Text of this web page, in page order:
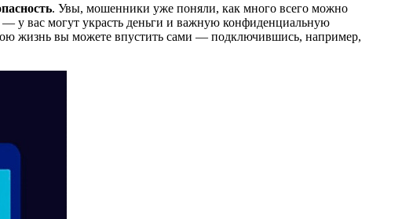
. Увы, мошенники уже поняли, как много всего можно
— у вас могут украсть деньги и важную конфиденциальную
жизнь вы можете впустить сами — подключившись, например,